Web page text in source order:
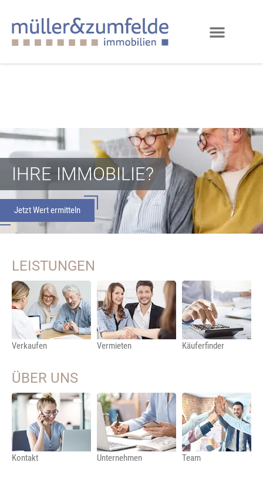
IHRE IMMOBILIE?
Jetzt Wert ermitteln
LEISTUNGEN
Verkaufen Vermieten Käuferfinder
ÜBER UNS
Kontakt Unternehmen Team